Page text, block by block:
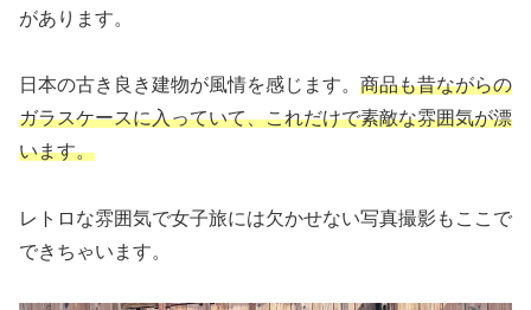
があります。
日本の古き良き建物が風情を感じます。 商品も昔ながらの
ガラスケースに入っていて、これだけで素敵な雰囲気が漂
います。
レトロな雰囲気で女子旅には欠かせない写真撮影もここで
できちゃいます。